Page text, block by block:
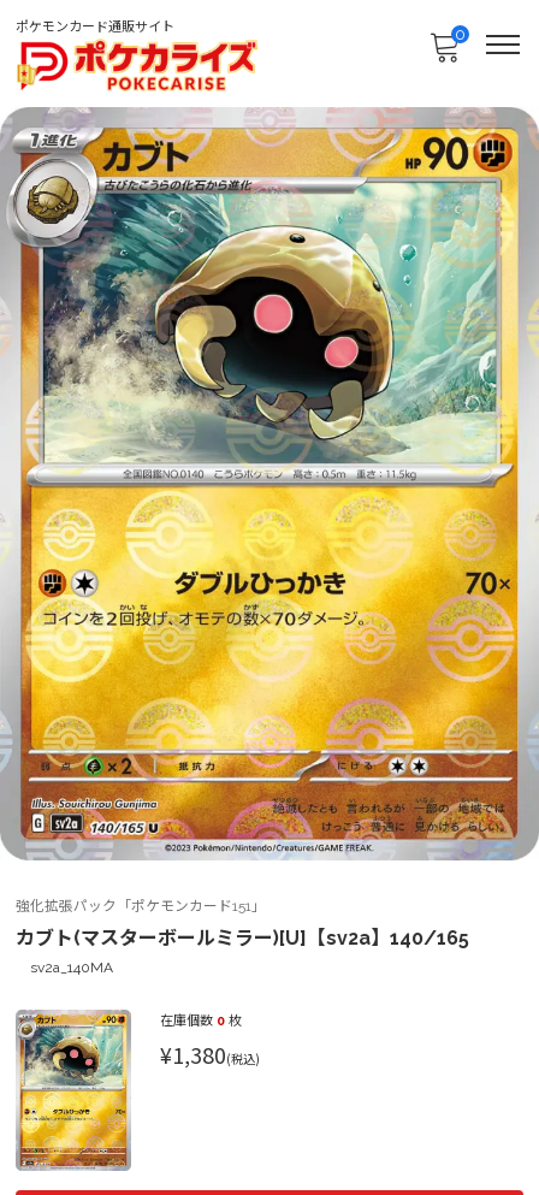
ポケモンカード通販サイト 0
強化拡張パック「ポケモンカード151」
カブト(マスターボールミラー)[U]【sv2a】140/165
sv2a_140MA
在庫個数 0 枚
¥1,380(税込)